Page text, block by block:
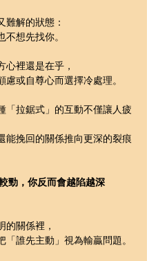
難解的狀態：
想先找你。
心裡還是在乎，
慮或自尊心而選擇冷處理。
「拉鋸式」的互動不僅讓人疲
能挽回的關係推向更深的裂痕
勁，你反而會越陷越深
的關係裡，
「誰先主動」視為輸贏問題。